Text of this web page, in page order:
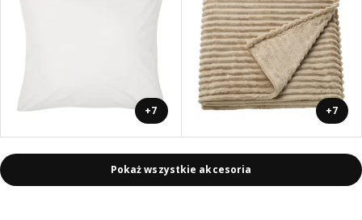
+7 +7
Pokaż wszystkie akcesoria